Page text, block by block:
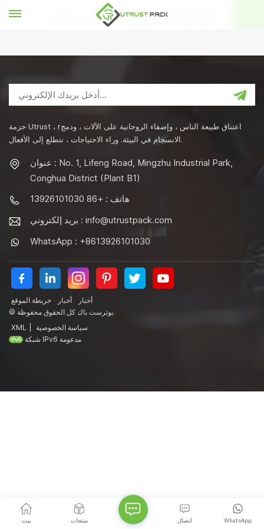
حزمة Utrust ، rاعتناق طبيعة الناس ، وإضفاء الروحانية على الآلات ، ودمج
الانسجام في البيئة. وراء الاحتياجات ، نتطلع إلى الأفعال.
عنوان : No. 1, Lifeng Road, Mingzhu Industrial Park,
Conghua District (Plant B1)
هاتف : +86 13926101030
بريد إلكتروني : info@utrustpack.com
WhatsApp : +8613926101030
خريطة الموقع أخبار
أخبار
© يوترست باك كل الحقوق محفوظة.
XML
سياسة الخصوصية
شبكة IPv6 مدعومة
بيت منتجات WhatsApp اتصال